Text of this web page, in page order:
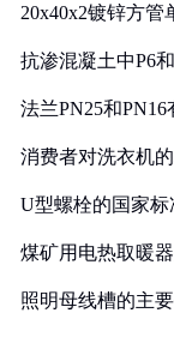
20x40x2镀锌方
抗渗混凝土中P6
法兰PN25和PN16
消费者对洗衣机
U型螺栓的国家标
煤矿用电热取暖
照明母线槽的主